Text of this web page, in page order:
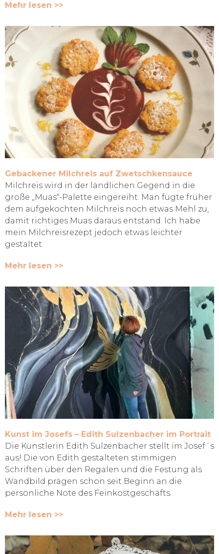
Mehr lesen >>
Gebackener Milchreis auf Zwetschkensauce
Milchreis wird in der ländlichen Gegend in die
große „Muas“-Palette eingereiht. Man fügte früher
dem aufgekochten Milchreis noch etwas Mehl zu,
damit richtiges Muas daraus entstand. Ich habe
mein Milchreisrezept jedoch etwas leichter
gestaltet.
Mehr lesen >>
Kunst im Josefs – Edith Sulzenbacher im Portrait
Die Künstlerin Edith Sulzenbacher stellt im Josef´s
aus! Die von Edith gestalteten stimmigen
Schriften über den Regalen und die Festung als
Wandbild prägen schon seit Beginn an die
persönliche Note des Feinkostgeschäfts.
Mehr lesen >>